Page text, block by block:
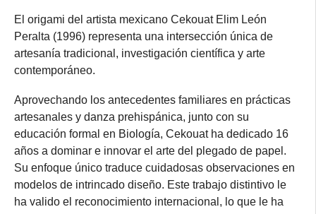
El origami del artista mexicano Cekouat Elim León
Peralta (1996) representa una intersección única de
artesanía tradicional, investigación científica y arte
contemporáneo.
Aprovechando los antecedentes familiares en prácticas
artesanales y danza prehispánica, junto con su
educación formal en Biología, Cekouat ha dedicado 16
años a dominar e innovar el arte del plegado de papel.
Su enfoque único traduce cuidadosas observaciones en
modelos de intrincado diseño. Este trabajo distintivo le
ha valido el reconocimiento internacional, lo que le ha